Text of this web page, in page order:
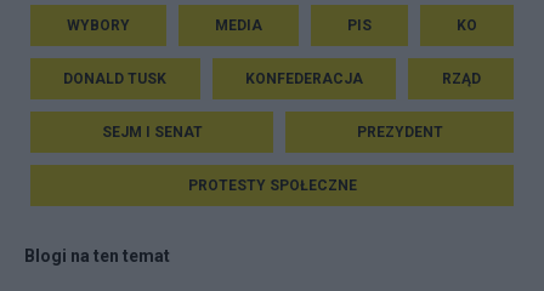
WYBORY MEDIA PIS KO
DONALD TUSK KONFEDERACJA RZĄD
SEJM I SENAT PREZYDENT
PROTESTY SPOŁECZNE
Blogi na ten temat